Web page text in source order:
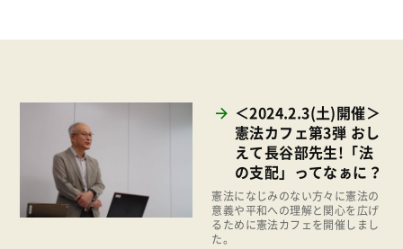
商品
環境
地域コミュニティ
組合員活動
平和と国際連帯
2023年
2022年
2021年
2020年
＜2024.2.3(土)開催＞
憲法カフェ第3弾 おし
えて長谷部先生!「法
の支配」ってなぁに？
憲法になじみのない方々に憲法の
意義や平和への理解と関心を広げ
るために憲法カフェを開催しまし
た。